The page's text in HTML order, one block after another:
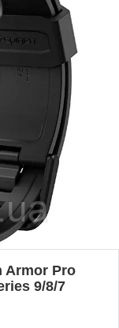
Armor Pro
9/8/7